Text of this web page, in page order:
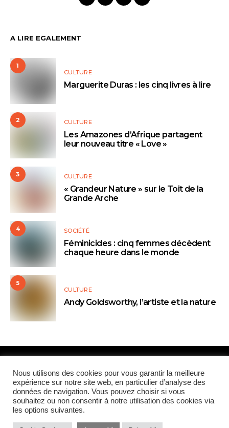
A LIRE EGALEMENT
1
CULTURE
Marguerite Duras : les cinq livres à lire
2 CULTURE
Les Amazones d’Afrique partagent
leur nouveau titre « Love »
3 CULTURE
« Grandeur Nature » sur le Toit de la
Grande Arche
4 SOCIÉTÉ
Féminicides : cinq femmes décèdent
chaque heure dans le monde
5
CULTURE
Andy Goldsworthy, l’artiste et la nature
Paris Global Forum
QUI SOMMES-NOUS CONTRIBUTEURS
CONTACT
MENTIONS LÉGALES
Nous utilisons des cookies pour vous garantir la meilleure
expérience sur notre site web, en particulier d’analyse des
données de navigation. Vous pouvez choisir si vous
souhaitez ou non consentir à notre utilisation des cookies via
les options suivantes.